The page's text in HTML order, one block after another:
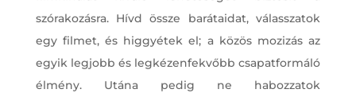
szórakozásra. Hívd össze barátaidat, válasszatok
egy filmet, és higgyétek el; a közös mozizás az
egyik legjobb és legkézenfekvőbb csapatformáló
élmény. Utána pedig ne habozzatok